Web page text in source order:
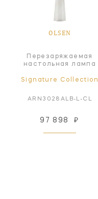
OLSEN
Перезаряжаемая
настольная лампа
Signature Collection
ARN3028ALB-L-CL
97 898 ₽